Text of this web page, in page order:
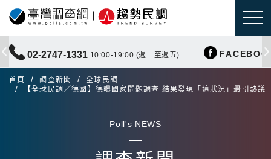
02-2747-1331 10:00-19:00 (週一至週五)
首頁 調查新聞
全球民調
【全球民調／德國】德曝國家問題調查 結果發現「這狀況」最引熱議
Poll's NEWS